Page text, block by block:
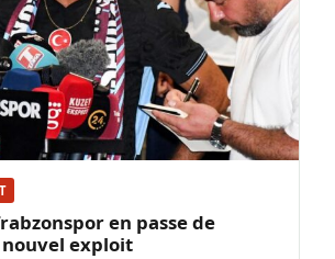
en passe de
exploit